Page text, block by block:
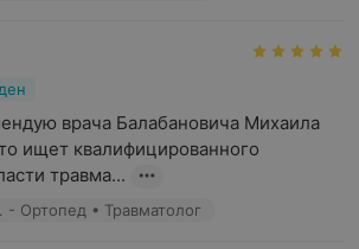
врача Балабановича Михаила
ищет квалифицированного
травма...
Ортопед • Травматолог